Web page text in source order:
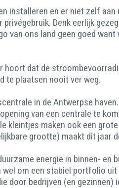
en er niet zelf
Denk eerlijk
ons land geen goed
dat de
te plaatsen nooit ver weg.
in de Antwerpse
van een centrale te
kleintjes maken ook een
grootte) maakt dit jaar
energie in binnen- en
om een stabiel portfolio
door bedrijven (en